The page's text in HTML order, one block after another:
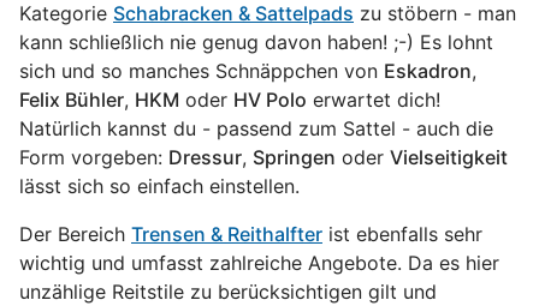
Kategorie Schabracken & Sattelpads zu stöbern - man
kann schließlich nie genug davon haben! ;-) Es lohnt
sich und so manches Schnäppchen von Eskadron,
Felix Bühler, HKM oder HV Polo erwartet dich!
Natürlich kannst du - passend zum Sattel - auch die
Form vorgeben: Dressur, Springen oder Vielseitigkeit
lässt sich so einfach einstellen.
Der Bereich Trensen & Reithalfter ist ebenfalls sehr
wichtig und umfasst zahlreiche Angebote. Da es hier
unzählige Reitstile zu berücksichtigen gilt und